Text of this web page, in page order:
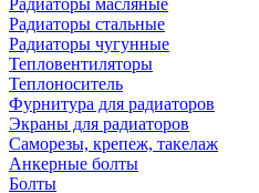
Радиаторы масляные
Радиаторы стальные
Радиаторы чугунные
Тепловентиляторы
Теплоноситель
Фурнитура для радиаторов
Экраны для радиаторов
Саморезы, крепеж, такелаж
Анкерные болты
Болты